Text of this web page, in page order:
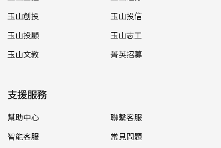
玉山創投
玉山投信
玉山投顧
玉山志工
玉山文教
菁英招募
支援服務
幫助中心
聯繫客服
智能客服
常見問題